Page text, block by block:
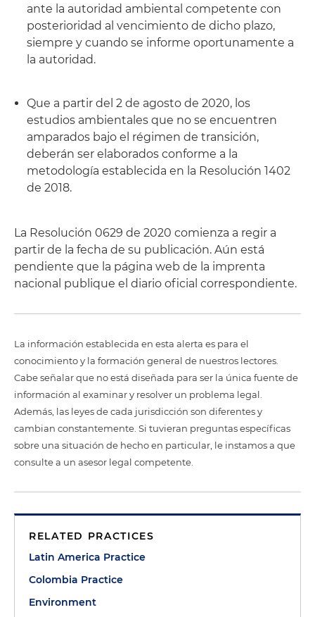
ante la autoridad ambiental competente con
posterioridad al vencimiento de dicho plazo,
siempre y cuando se informe oportunamente a
la autoridad.
Que a partir del 2 de agosto de 2020, los
estudios ambientales que no se encuentren
amparados bajo el régimen de transición,
deberán ser elaborados conforme a la
metodología establecida en la Resolución 1402
de 2018.
La Resolución 0629 de 2020 comienza a regir a
partir de la fecha de su publicación. Aún está
pendiente que la página web de la imprenta
nacional publique el diario oficial correspondiente.
La información establecida en esta alerta es para el
conocimiento y la formación general de nuestros lectores.
Cabe señalar que no está diseñada para ser la única fuente de
información al examinar y resolver un problema legal.
Además, las leyes de cada jurisdicción son diferentes y
cambian constantemente. Si tuvieran preguntas específicas
sobre una situación de hecho en particular, le instamos a que
consulte a un asesor legal competente.
RELATED PRACTICES
Latin America Practice
Colombia Practice
Environment